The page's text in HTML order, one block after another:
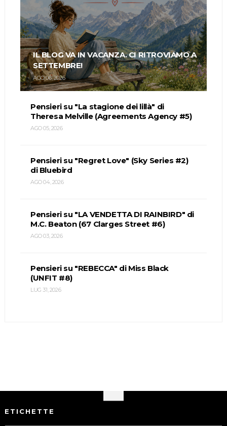
IL BLOG VA IN VACANZA. CI RITROVIAMO A
SETTEMBRE!
AGO 06, 2026
Pensieri su "La stagione dei lillà" di
Theresa Melville (Agreements Agency #5)
AGO 05, 2026
Pensieri su "Regret Love" (Sky Series #2)
di Bluebird
AGO 04, 2026
Pensieri su "LA VENDETTA DI RAINBIRD" di
M.C. Beaton (67 Clarges Street #6)
AGO 03, 2026
Pensieri su "REBECCA" di Miss Black
(UNFIT #8)
LUG 31, 2026
ETICHETTE